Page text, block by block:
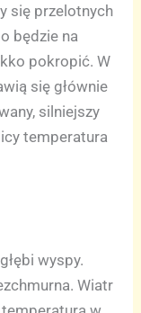
się przelotnych
będzie na
pokropić. W
się głównie
silniejszy
temperatura
wyspy.
Wiatr